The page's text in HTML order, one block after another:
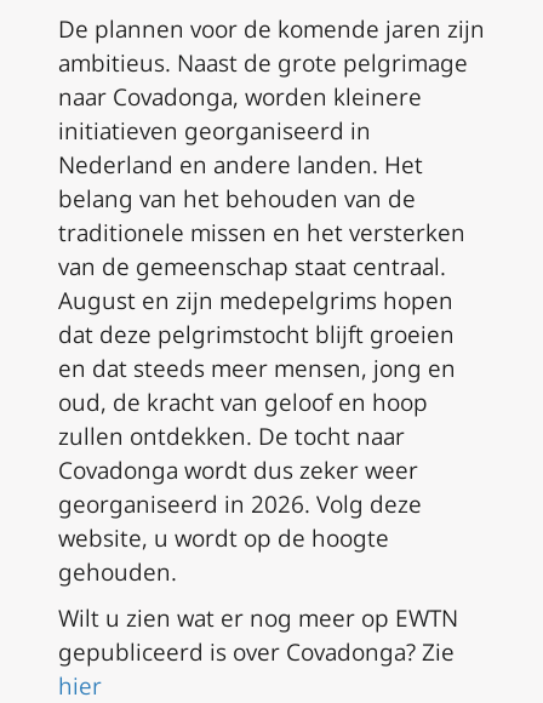
De plannen voor de komende jaren zijn
ambitieus. Naast de grote pelgrimage
naar Covadonga, worden kleinere
initiatieven georganiseerd in
Nederland en andere landen. Het
belang van het behouden van de
traditionele missen en het versterken
van de gemeenschap staat centraal.
August en zijn medepelgrims hopen
dat deze pelgrimstocht blijft groeien
en dat steeds meer mensen, jong en
oud, de kracht van geloof en hoop
zullen ontdekken. De tocht naar
Covadonga wordt dus zeker weer
georganiseerd in 2026. Volg deze
website, u wordt op de hoogte
gehouden.
Wilt u zien wat er nog meer op EWTN
gepubliceerd is over Covadonga? Zie
hier